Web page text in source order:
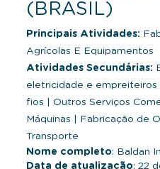
(BRASIL)
Principais Atividades:
Agrícolas E Equipamentos
Atividades Secundárias:
eletricidade e empreiteiros
fios
Outros Serviços
Máquinas
Fabricação de
Transporte
Nome completo: Baldan
Data de atualização: 22